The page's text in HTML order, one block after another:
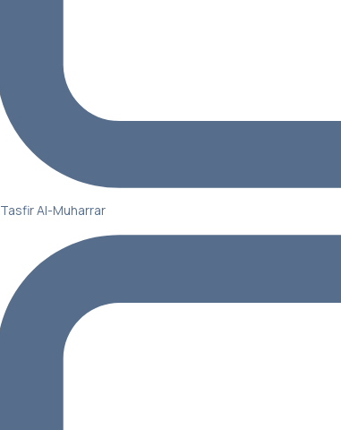
Al-Muharrar